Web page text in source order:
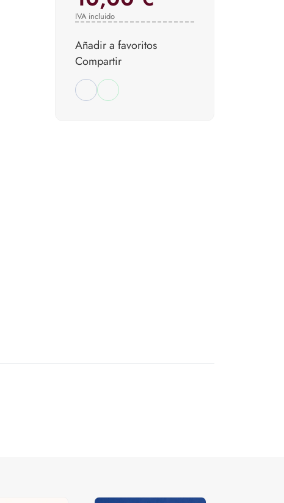
IVA incluido
Añadir a favoritos
Compartir